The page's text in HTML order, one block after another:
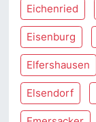
Eichenried
Eisenburg
Elfershausen
Elsendorf